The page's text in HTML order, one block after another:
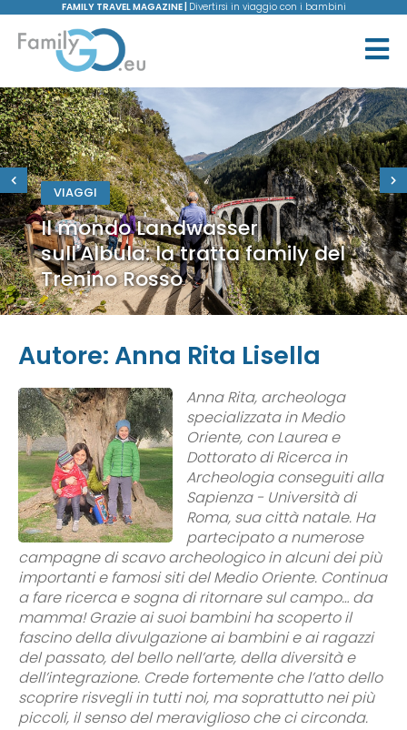
FAMILY TRAVEL MAGAZINE | Divertirsi in viaggio con i bambini
VIAGGI
Il mondo Landwasser
sull'Albula: la tratta family del
Trenino Rosso
Autore:Anna Rita Lisella
Anna Rita, archeologa
specializzata in Medio
Oriente, con Laurea e
Dottorato di Ricerca in
Archeologia conseguiti alla
Sapienza - Università di
Roma, sua città natale. Ha
partecipato a numerose
campagne di scavo archeologico in alcuni dei più
importanti e famosi siti del Medio Oriente. Continua
a fare ricerca e sogna di ritornare sul campo… da
mamma! Grazie ai suoi bambini ha scoperto il
fascino della divulgazione ai bambini e ai ragazzi
del passato, del bello nell’arte, della diversità e
dell’integrazione. Crede fortemente che l’atto dello
scoprire risvegli in tutti noi, ma soprattutto nei più
piccoli, il senso del meraviglioso che ci circonda.